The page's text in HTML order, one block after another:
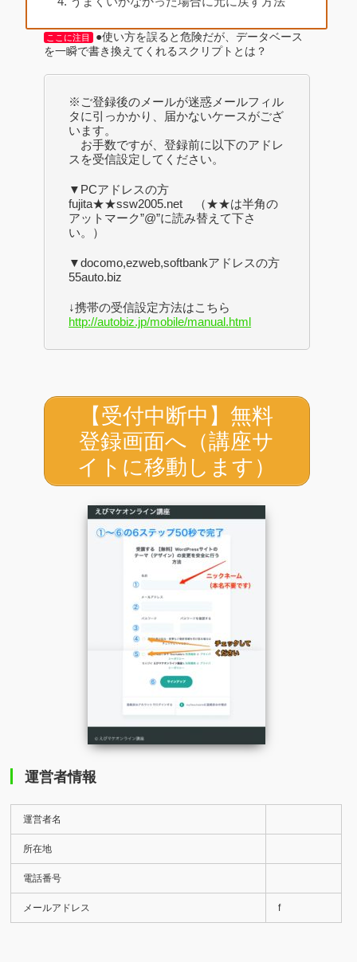
ここに注目
●使い方を誤ると危険だが、データベース
を一瞬で書き換えてくれるスクリプトとは？
※ご登録後のメールが迷惑メールフィル
タに引っかかり、届かないケースがござ
います。
お手数ですが、登録前に以下のアドレ
スを受信設定してください。
▼PCアドレスの方
fujita★★ssw2005.net （★★は半角の
アットマーク”@”に読み替えて下さ
い。）
▼docomo,ezweb,softbankアドレスの方
55auto.biz
↓携帯の受信設定方法はこちら
http://autobiz.jp/mobile/manual.html
【受付中断中】無料
登録画面へ（講座サ
イトに移動します）
運営者情報
運営者名
所在地
電話番号
メールアドレス f